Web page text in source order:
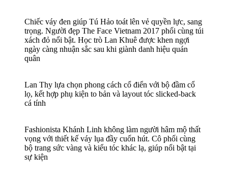
Chiếc váy đen giúp Tú Hảo toát lên vẻ quyền lực, sang
trọng. Người đẹp The Face Vietnam 2017 phối cùng túi
xách đỏ nổi bật. Học trò Lan Khuê được khen ngợi
ngày càng nhuận sắc sau khi giành danh hiệu quán
quân
Lan Thy lựa chọn phong cách cổ điển với bộ đầm cổ
lọ, kết hợp phụ kiện to bản và layout tóc slicked-back
cá tính
Fashionista Khánh Linh không làm người hâm mộ thất
vọng với thiết kế váy lụa đầy cuốn hút. Cô phối cùng
bộ trang sức vàng và kiểu tóc khác lạ, giúp nổi bật tại
sự kiện